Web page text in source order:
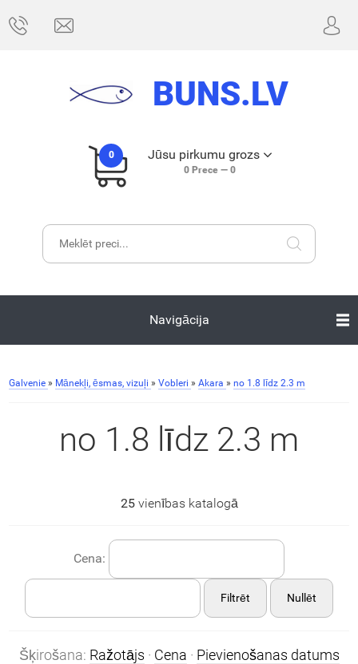
BUNS.LV
0 Jūsu pirkumu grozs
0Prece — 0
Navigācija
Galvenie » Mānekļi, ēsmas, vizuļi » Vobleri » Akara » no 1.8 līdz 2.3 m
no 1.8 līdz 2.3 m
25vienības katalogā
Cena:
Filtrēt Nullēt
Šķirošana: Ražotājs · Cena · Pievienošanas datums